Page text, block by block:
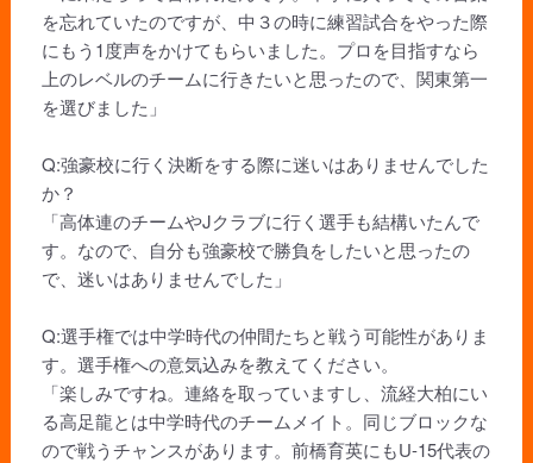
を忘れていたのですが、中３の時に練習試合をやった際
にもう1度声をかけてもらいました。プロを目指すなら
上のレベルのチームに行きたいと思ったので、関東第一
を選びました」
Q:強豪校に行く決断をする際に迷いはありませんでした
か？
「高体連のチームやJクラブに行く選手も結構いたんで
す。なので、自分も強豪校で勝負をしたいと思ったの
で、迷いはありませんでした」
Q:選手権では中学時代の仲間たちと戦う可能性がありま
す。選手権への意気込みを教えてください。
「楽しみですね。連絡を取っていますし、流経大柏にい
る高足龍とは中学時代のチームメイト。同じブロックな
ので戦うチャンスがあります。前橋育英にもU-15代表の